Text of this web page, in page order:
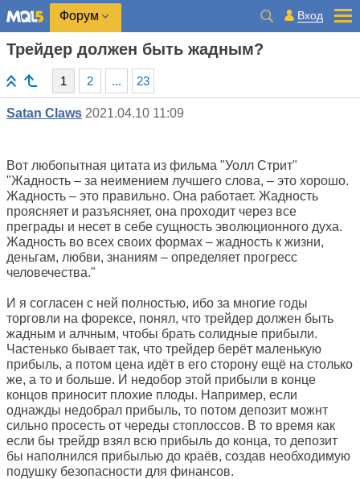
Форум Вход
Трейдер должен быть жадным?
1 2 ... 23
Satan Claws 2021.04.10 11:09
Вот любопытная цитата из фильма "Уолл Стрит"
"Жадность – за неимением лучшего слова, – это хорошо.
Жадность – это правильно. Она работает. Жадность
проясняет и разъясняет, она проходит через все
преграды и несет в себе сущность эволюционного духа.
Жадность во всех своих формах – жадность к жизни,
деньгам, любви, знаниям – определяет прогресс
человечества."
И я согласен с ней полностью, ибо за многие годы
торговли на форексе, понял, что трейдер должен быть
жадным и алчным, чтобы брать солидные прибыли.
Частенько бывает так, что трейдер берёт маленькую
прибыль, а потом цена идёт в его сторону ещё на столько
же, а то и больше. И недобор этой прибыли в конце
концов приносит плохие плоды. Например, если
однажды недобрал прибыль, то потом депозит можнт
сильно просесть от череды стоплоссов. В то время как
если бы трейдр взял всю прибыль до конца, то депозит
бы наполнился прибылью до краёв, создав необходимую
подушку безопасности для финансов.